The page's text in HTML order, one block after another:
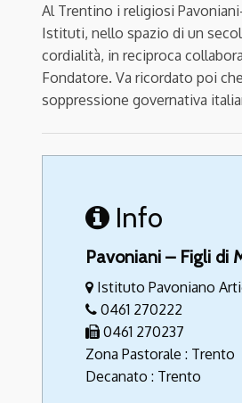
Al Trentino i religiosi
Istituti, nello spazio di un
cordialità, in reciproca
Fondatore. Va ricordato poi
soppressione governativa
Info
Pavoniani – Figli di
Istituto Pavoniano
0461 270222
0461 270237
Zona Pastorale : Trento
Decanato : Trento